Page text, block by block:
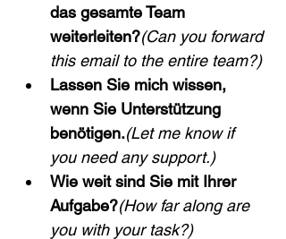
das gesamte Team
weiterleiten?(Can you forward
this email to the entire team?)
Lassen Sie mich wissen,
wenn Sie Unterstützung
benötigen.(Let me know if
you need any support.)
Wie weit sind Sie mit Ihrer
Aufgabe?(How far along are
you with your task?)